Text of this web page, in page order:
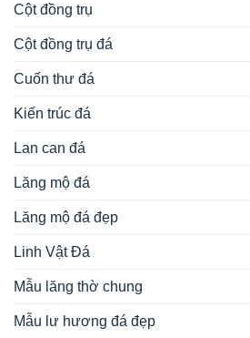
Cột đồng trụ
Cột đồng trụ đá
Cuốn thư đá
Kiến trúc đá
Lan can đá
Lăng mộ đá
Lăng mộ đá đẹp
Linh Vật Đá
Mẫu lăng thờ chung
Mẫu lư hương đá đẹp